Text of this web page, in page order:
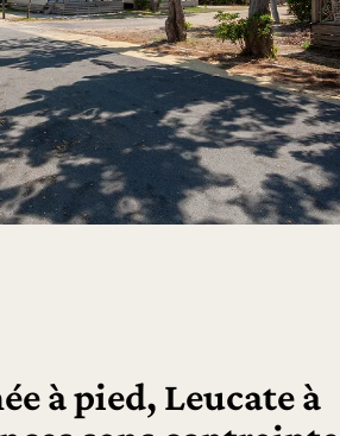
à pied, Leucate à